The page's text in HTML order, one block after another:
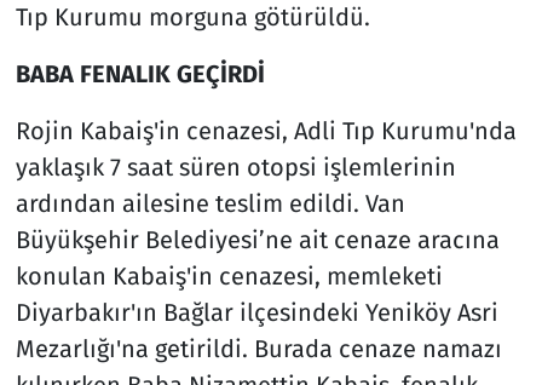
Tıp Kurumu morguna götürüldü.
BABA FENALIK GEÇİRDİ
Rojin Kabaiş'in cenazesi, Adli Tıp Kurumu'nda
yaklaşık 7 saat süren otopsi işlemlerinin
ardından ailesine teslim edildi. Van
Büyükşehir Belediyesi’ne ait cenaze aracına
konulan Kabaiş'in cenazesi, memleketi
Diyarbakır'ın Bağlar ilçesindeki Yeniköy Asri
Mezarlığı'na getirildi. Burada cenaze namazı